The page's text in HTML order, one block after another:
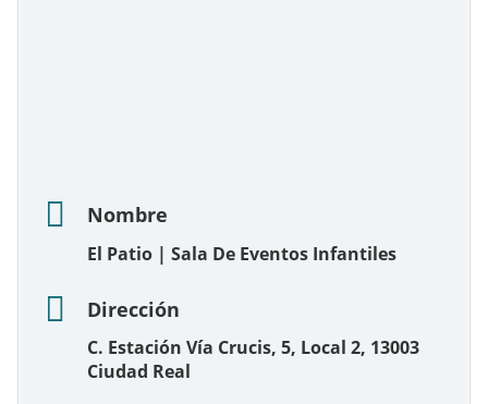
Nombre
El Patio | Sala De Eventos Infantiles
Dirección
C. Estación Vía Crucis, 5, Local 2, 13003
Ciudad Real